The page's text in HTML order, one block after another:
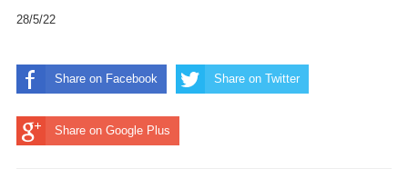
28/5/22
Share on Facebook Share on Twitter
Share on Google Plus